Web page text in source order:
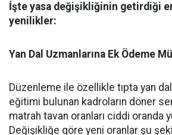
​İşte yasa değişikliğinin getirdiği
yenilikler:
​Yan Dal Uzmanlarına Ek Ödeme
​Düzenleme ile özellikle tıpta yan dal
eğitimi bulunan kadroların döner
matrah tavan oranları ciddi oranda
Değişikliğe göre yeni oranlar şu